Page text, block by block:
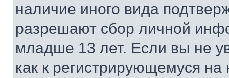
наличие иного вида
разрешают сбор личной
младше 13 лет. Если вы не
как к регистрирующемуся